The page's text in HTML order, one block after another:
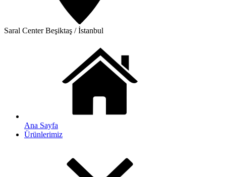
Saral CenterBeşiktaş / İstanbul
Ana Sayfa
Ürünlerimiz